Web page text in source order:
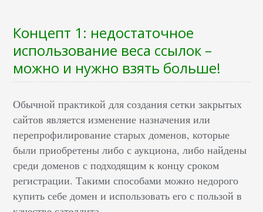
Концепт 1: недостаточное
использование веса ссылок –
можно и нужно взять больше!
Обычной практикой для создания сетки закрытых
сайтов является изменение назначения или
перепрофилирование старых доменов, которые
были приобретены либо с аукциона, либо найдены
среди доменов с подходящим к концу сроком
регистрации. Такими способами можно недорого
купить себе домен и использовать его с пользой в